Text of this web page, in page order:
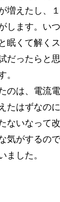
増えたし、
します。い
眠くて解く
だったらと
。
のは、電流
たはずなの
ないなって
気がするの
ました。